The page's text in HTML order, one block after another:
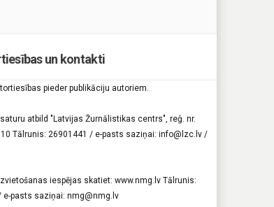
un kontakti
pieder publikāciju autoriem.
saturu atbild "Latvijas Žurnālistikas centrs", reģ. nr.
Tālrunis: 26901441 / e-pasts saziņai: info@lzc.lv /
iespējas skatiet: www.nmg.lv Tālrunis:
e-pasts saziņai: nmg@nmg.lv